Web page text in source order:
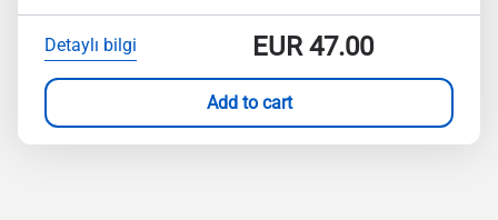
Detaylı bilgi EUR47.00
Add to cart